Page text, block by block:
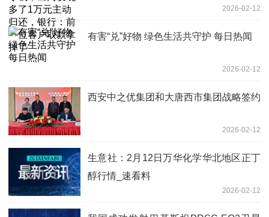
2026-02-12
有害“兑”好物 绿色生活共守护 每日热闻
2026-02-12
西安中之优集团和大唐西市集团战略签约
2026-02-12
生意社：2月12日万华化学华北地区正丁
醇行情_速看料
2026-02-12